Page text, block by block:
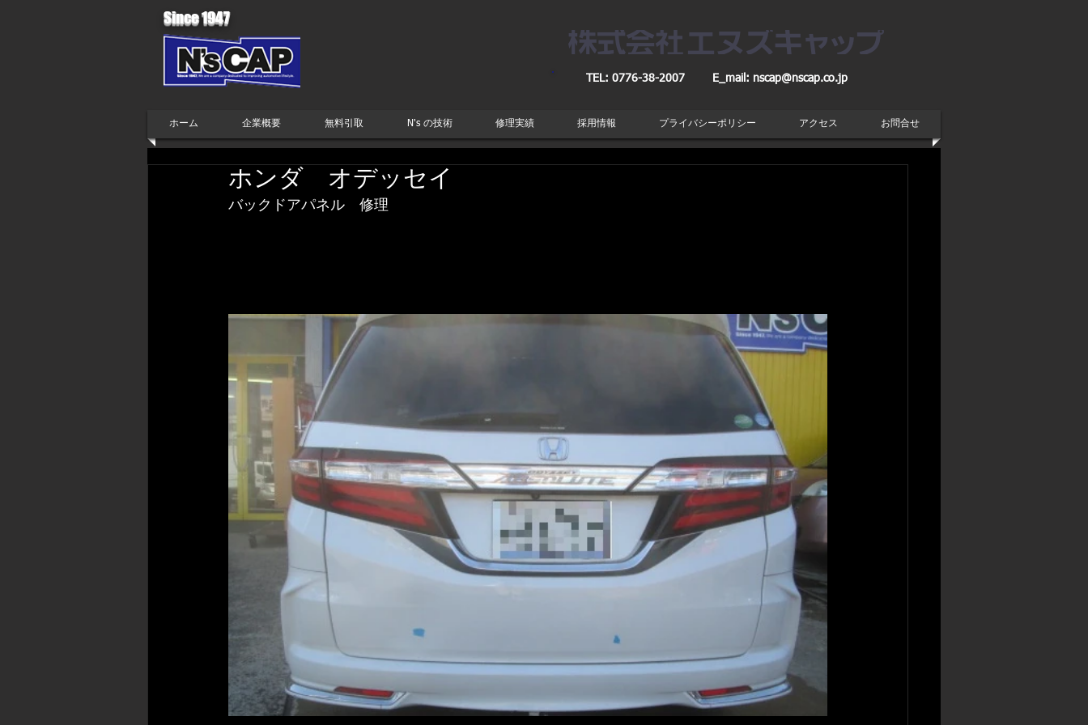
TEL: 0776-38-2007 E_mail: nscap@nscap.co.jp
Since 1947
ホーム 企業概要 無料引取 N's の技術 修理実績 採用情報 プライバシーポリシー アクセス お問合せ
​ホンダ オデッセイ
​​バックドアパネル　修理